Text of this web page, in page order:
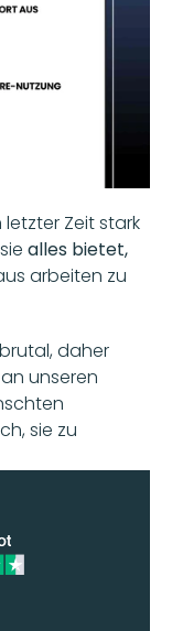
Zeit stark
alles bietet,
arbeiten zu
daher
unseren
sie zu